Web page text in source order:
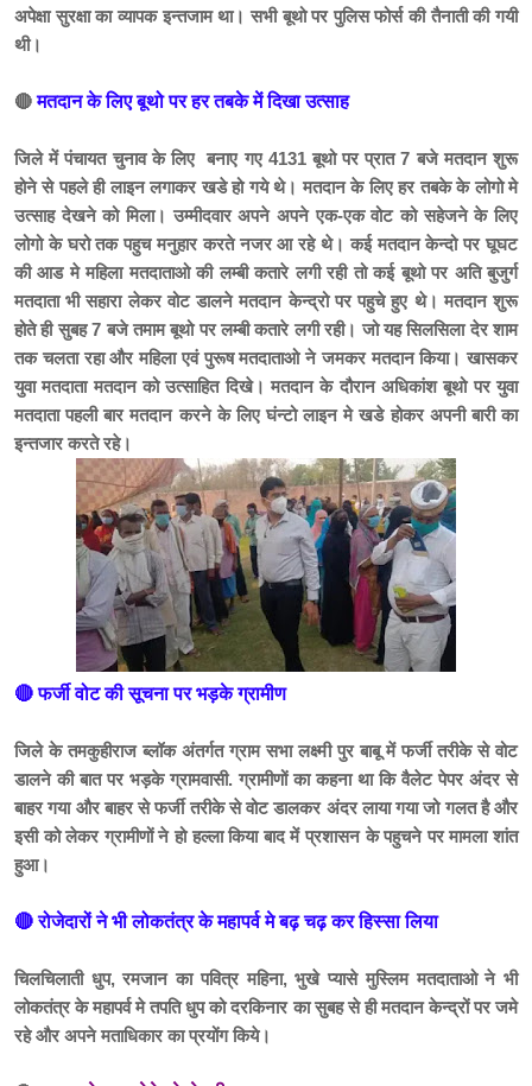
अपेक्षा सुरक्षा का व्यापक इन्तजाम था। सभी बूथो पर पुलिस फोर्स की तैनाती की गयी
थी।
🔴मतदान के लिए बूथो पर हर तबके में दिखा उत्साह
जिले में पंचायत चुनाव के लिए बनाए गए 4131 बूथो पर प्रात 7 बजे मतदान शुरू
होने से पहले ही लाइन लगाकर खडे हो गये थे। मतदान के लिए हर तबके के लोगो मे
उत्साह देखने को मिला। उम्मीदवार अपने अपने एक-एक वोट को सहेजने के लिए
लोगो के घरो तक पहुच मनुहार करते नजर आ रहे थे। कई मतदान केन्दो पर घूघट
की आड मे महिला मतदाताओ की लम्बी कतारे लगी रही तो कई बूथो पर अति बुजुर्ग
मतदाता भी सहारा लेकर वोट डालने मतदान केन्द्रो पर पहुचे हुए थे। मतदान शुरू
होते ही सुबह 7 बजे तमाम बूथो पर लम्बी कतारे लगी रही। जो यह सिलसिला देर शाम
तक चलता रहा और महिला एवं पुरूष मतदाताओ ने जमकर मतदान किया। खासकर
युवा मतदाता मतदान को उत्साहित दिखे। मतदान के दौरान अधिकांश बूथो पर युवा
मतदाता पहली बार मतदान करने के लिए घंन्टो लाइन मे खडे होकर अपनी बारी का
इन्तजार करते रहे।
🔴 फर्जी वोट की सूचना पर भड़के ग्रामीण
जिले के तमकुहीराज ब्लॉक अंतर्गत ग्राम सभा लक्ष्मी पुर बाबू में फर्जी तरीके से वोट
डालने की बात पर भड़के ग्रामवासी. ग्रामीणों का कहना था कि वैलेट पेपर अंदर से
बाहर गया और बाहर से फर्जी तरीके से वोट डालकर अंदर लाया गया जो गलत है और
इसी को लेकर ग्रामीणों ने हो हल्ला किया बाद में प्रशासन के पहुचने पर मामला शांत
हुआ।
🔴 रोजेदारों ने भी लोकतंत्र के महापर्व मे बढ़ चढ़ कर हिस्सा लिया
चिलचिलाती धुप, रमजान का पवित्र महिना, भुखे प्यासे मुस्लिम मतदाताओ ने भी
लोकतंत्र के महापर्व मे तपति धुप को दरकिनार का सुबह से ही मतदान केन्द्रों पर जमे
रहे और अपने मताधिकार का प्रयोंग किये।